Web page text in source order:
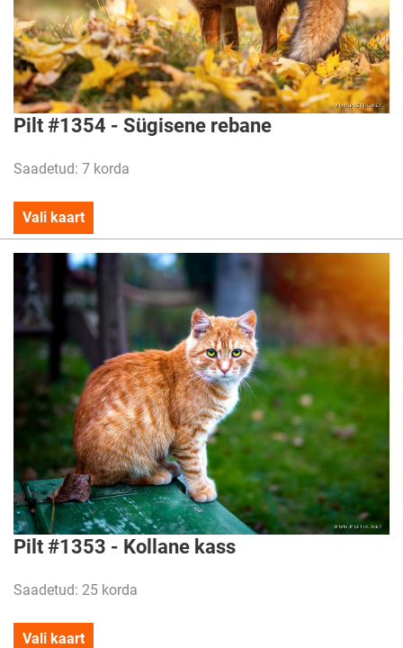
Pilt #1354 - Sügisene rebane
Saadetud: 7 korda
Vali kaart
Pilt #1353 - Kollane kass
Saadetud: 25 korda
Vali kaart